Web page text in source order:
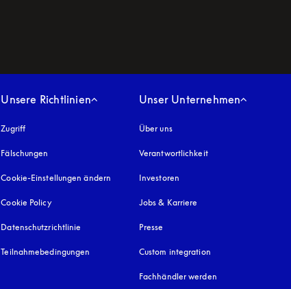
Unsere Richtlinien
Zugriff öffnet sich in einem neuen Tab
Fälschungen öffnet sich in einem neuen Tab
Cookie-Einstellungen ändern
Cookie Policyöffnet sich in einem neuen Tab
Datenschutzrichtlinie öffnet sich in einem neuen Tab
Teilnahmebedingungen
Unser Unternehmen
Über uns
Verantwortlichkeit
Investoren
Jobs & Karriere
Presse
Custom integration
Fachhändler werden